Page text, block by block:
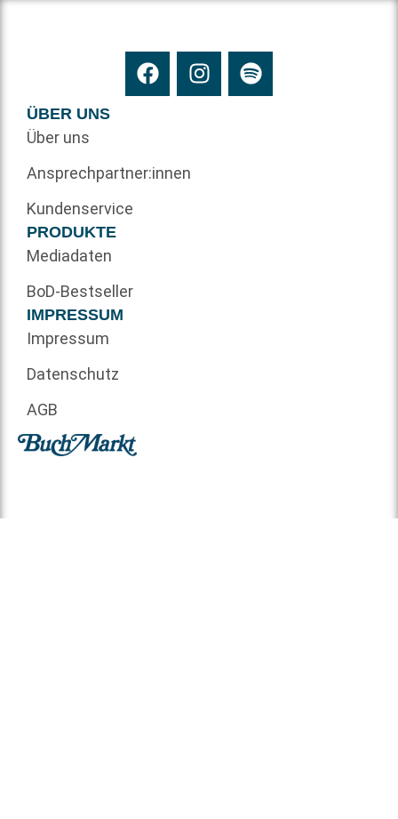
ÜBER UNS
Über uns
Ansprechpartner:innen
Kundenservice
PRODUKTE
Mediadaten
BoD-Bestseller
IMPRESSUM
Impressum
Datenschutz
AGB